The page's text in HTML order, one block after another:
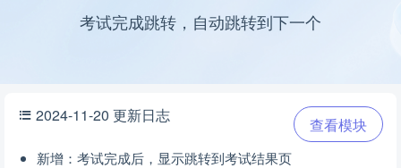
考试完成跳转，自动跳转到下一个
查看模块
2024-11-20 更新日志
新增：考试完成后，显示跳转到考试结果页